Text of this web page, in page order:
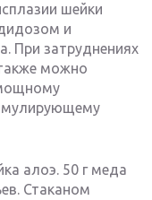
шейки
и
При затруднениях
можно
алоэ. 50 г меда
Стаканом